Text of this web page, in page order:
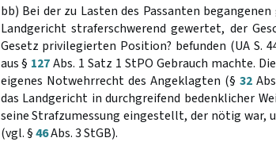
bb) Bei der zu Lasten des Passanten
Landgericht straferschwerend gewertet, der
Gesetz privilegierten Position? befunden (UA S.
aus § 127Abs. 1 Satz 1 StPO Gebrauch machte.
eigenes Notwehrrecht des Angeklagten (§ 32
das Landgericht in durchgreifend bedenklicher
seine Strafzumessung eingestellt, der nötig war,
(vgl. §46Abs. 3 StGB).